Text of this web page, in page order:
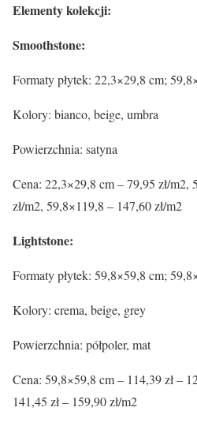
Elementy kolekcji:
Smoothstone:
Formaty płytek: 22,3×29,8 cm;
Kolory: bianco, beige, umbra
Powierzchnia: satyna
Cena: 22,3×29,8 cm – 79,95 zł/m2,
zł/m2, 59,8×119,8 – 147,60 zł/m2
Lightstone:
Formaty płytek: 59,8×59,8 cm;
Kolory: crema, beige, grey
Powierzchnia: półpoler, mat
Cena: 59,8×59,8 cm – 114,39 zł –
141,45 zł – 159,90 zł/m2